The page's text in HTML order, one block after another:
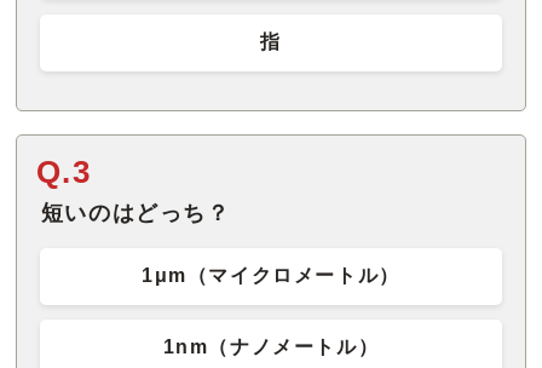
指
Q.3
短いのはどっち？
1μm（マイクロメートル）
1nm（ナノメートル）